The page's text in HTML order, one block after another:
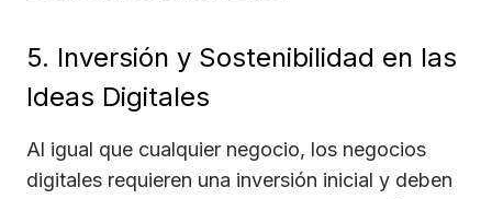
5. Inversión y Sostenibilidad en las
Ideas Digitales
Al igual que cualquier negocio, los negocios
digitales requieren una inversión inicial y deben